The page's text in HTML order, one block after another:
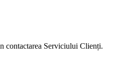
contactarea Serviciului Clienți.